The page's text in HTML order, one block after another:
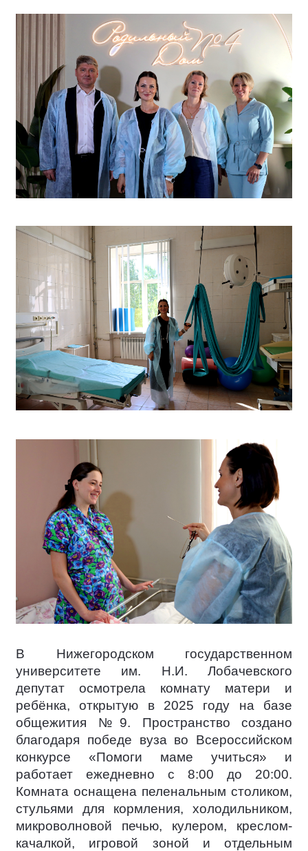
В Нижегородском государственном
университете им. Н.И. Лобачевского
депутат осмотрела комнату матери и
ребёнка, открытую в 2025 году на базе
общежития №9. Пространство создано
благодаря победе вуза во Всероссийском
конкурсе «Помоги маме учиться» и
работает ежедневно с 8:00 до 20:00.
Комната оснащена пеленальным столиком,
стульями для кормления, холодильником,
микроволновой печью, кулером, креслом-
качалкой, игровой зоной и отдельным